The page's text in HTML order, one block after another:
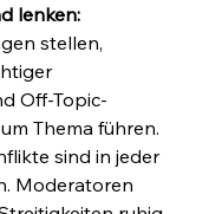
lenken:
stellen,
Off-Topic-
Thema führen.
sind in jeder
Moderatoren